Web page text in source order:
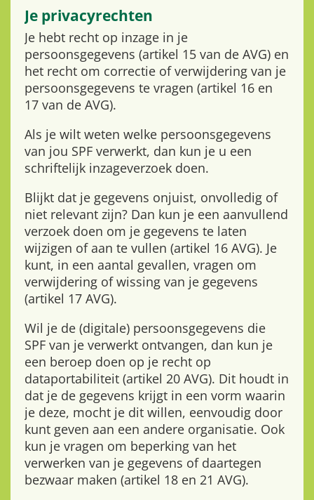
Je privacyrechten
Je hebt recht op inzage in je
persoonsgegevens (artikel 15 van de AVG) en
het recht om correctie of verwijdering van je
persoonsgegevens te vragen (artikel 16 en
17 van de AVG).
Als je wilt weten welke persoonsgegevens
van jou SPF verwerkt, dan kun je u een
schriftelijk inzageverzoek doen.
Blijkt dat je gegevens onjuist, onvolledig of
niet relevant zijn? Dan kun je een aanvullend
verzoek doen om je gegevens te laten
wijzigen of aan te vullen (artikel 16 AVG). Je
kunt, in een aantal gevallen, vragen om
verwijdering of wissing van je gegevens
(artikel 17 AVG).
Wil je de (digitale) persoonsgegevens die
SPF van je verwerkt ontvangen, dan kun je
een beroep doen op je recht op
dataportabiliteit (artikel 20 AVG). Dit houdt in
dat je de gegevens krijgt in een vorm waarin
je deze, mocht je dit willen, eenvoudig door
kunt geven aan een andere organisatie. Ook
kun je vragen om beperking van het
verwerken van je gegevens of daartegen
bezwaar maken (artikel 18 en 21 AVG).